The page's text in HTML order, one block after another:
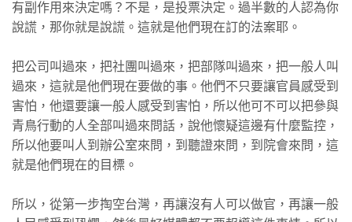
有副作用來決定嗎？不是，是投票決定。過半數的人認為你
說謊，那你就是說謊。這就是他們現在訂的法案耶。
把公司叫過來，把社團叫過來，把部隊叫過來，把一般人叫
過來，這就是他們現在要做的事。他們不只要讓官員感受到
害怕，他還要讓一般人感受到害怕，所以他可不可以把參與
青鳥行動的人全部叫過來問話，說他懷疑這邊有什麼監控，
所以他要叫人到辦公室來問，到聽證來問，到院會來問，這
就是他們現在的目標。
所以，從第一步掏空台灣，再讓沒有人可以做官，再讓一般